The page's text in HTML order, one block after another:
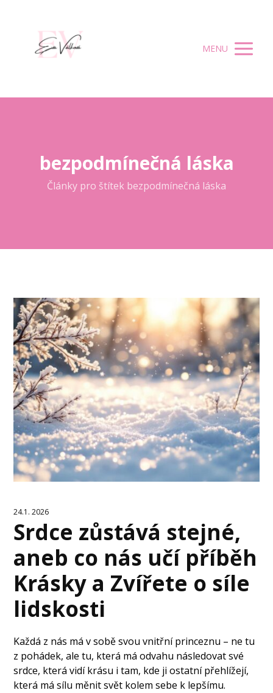
MENU
bezpodmínečná láska
Články pro štítek bezpodmínečná láska
24.1. 2026
Srdce zůstává stejné,
aneb co nás učí příběh
Krásky a Zvířete o síle
lidskosti
Každá z nás má v sobě svou vnitřní princeznu – ne tu
z pohádek, ale tu, která má odvahu následovat své
srdce, která vidí krásu i tam, kde ji ostatní přehlížejí,
která má sílu měnit svět kolem sebe k lepšímu.